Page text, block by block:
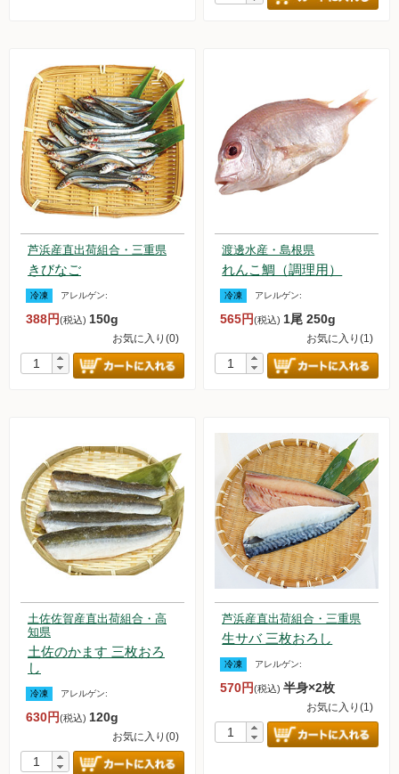
芦浜産直出荷組合・三重県
きびなご
冷凍 アレルゲン:
388円(税込) 150g
お気に入り(0)
渡邊水産・島根県
れんこ鯛（調理用）
冷凍 アレルゲン:
565円(税込) 1尾 250g
お気に入り(1)
土佐佐賀産直出荷組合・高
知県
土佐のかます 三枚おろ
し
冷凍 アレルゲン:
630円(税込) 120g
お気に入り(0)
芦浜産直出荷組合・三重県
生サバ 三枚おろし
冷凍 アレルゲン:
570円(税込)半身×2枚
お気に入り(1)